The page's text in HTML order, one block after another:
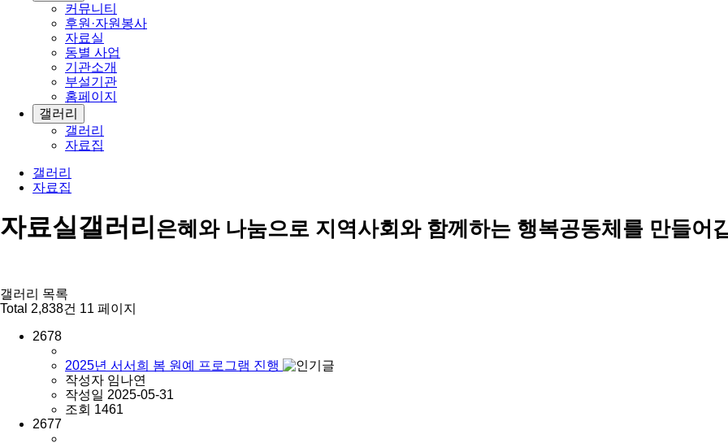
커뮤니티
후원·자원봉사
자료실
동별 사업
기관소개
부설기관
홈페이지
갤러리
갤러리
자료집
갤러리
자료집
자료실갤러리은혜와 나눔으로 지역사회와 함께하는 행복공동체를 만들어
갤러리 목록
Total 2,838건 11 페이지
2678
2025년 서서희 봄 원예 프로그램 진행
작성자 임나연
작성일 2025-05-31
조회 1461
2677